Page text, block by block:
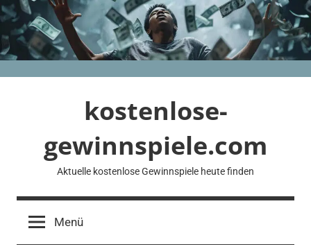
Zum
Inhalt
springen
kostenlose-
gewinnspiele.com
Aktuelle kostenlose Gewinnspiele heute finden
Menü